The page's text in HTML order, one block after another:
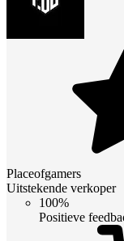
Placeofgamers
Uitstekende verkoper
100%
Positieve